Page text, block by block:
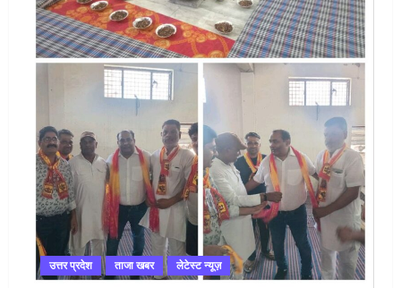
उत्तर प्रदेश ताजा खबर लेटेस्ट न्यूज़